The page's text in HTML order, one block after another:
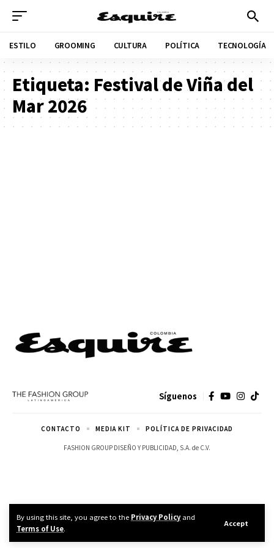
By using this site, you agree to the Privacy Policyand
Terms of Use.
Accept
ESTILO GROOMING CULTURA POLÍTICA TECNOLOGÍA
Etiqueta: Festival de Viña del
Mar 2026
Síguenos
FASHION GROUP DISEÑO Y PUBLICIDAD, S.A. de C.V.
CONTACTO MEDIA KIT POLÍTICA DE PRIVACIDAD